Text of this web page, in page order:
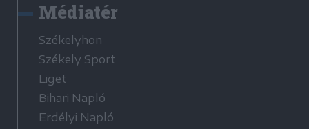
Médiatér
Székelyhon
Székely Sport
Liget
Bihari Napló
Erdélyi Napló